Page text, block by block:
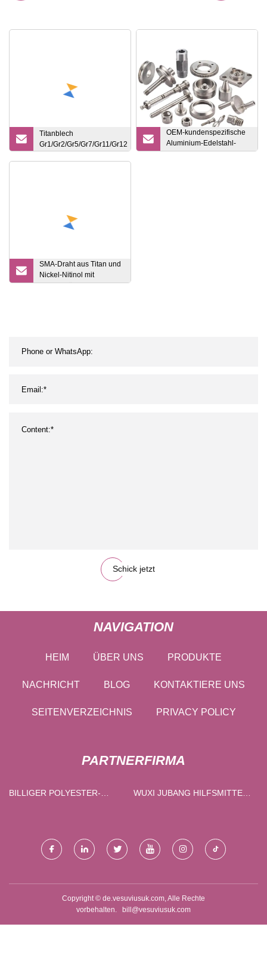
Titanblech
Gr1/Gr2/Gr5/Gr7/Gr11/Gr12
OEM-kundenspezifische
Aluminium-Edelstahl-
Eisen-Titan-Messing-
SMA-Draht aus Titan und
Nickel-Nitinol mit
Formgedächtnislegierung
Schick jetzt
NAVIGATION
HEIM ÜBER UNS PRODUKTE
NACHRICHT BLOG KONTAKTIERE UNS
SEITENVERZEICHNIS PRIVACY POLICY
PARTNERFIRMA
BILLIGER POLYESTER-
WUXI JUBANG HILFSMITTEL
Copyright © de.vesuviusuk.com, Alle Rechte
vorbehalten. bill@vesuviusuk.com